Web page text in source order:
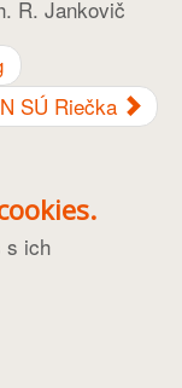
R. Jankovič
SÚ Riečka
s ich